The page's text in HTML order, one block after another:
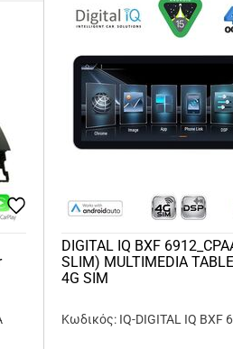
DIGITAL IQ BXF
SLIM) MULTIMEDIA
4G SIM
Κωδικός: IQ-DIGITAL IQ BXF